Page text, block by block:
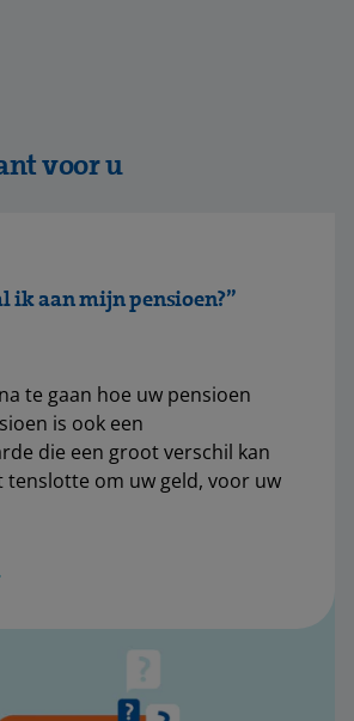
voor u
ik aan mijn pensioen?”
te gaan hoe uw pensioen
is ook een
die een groot verschil kan
tenslotte om uw geld, voor uw